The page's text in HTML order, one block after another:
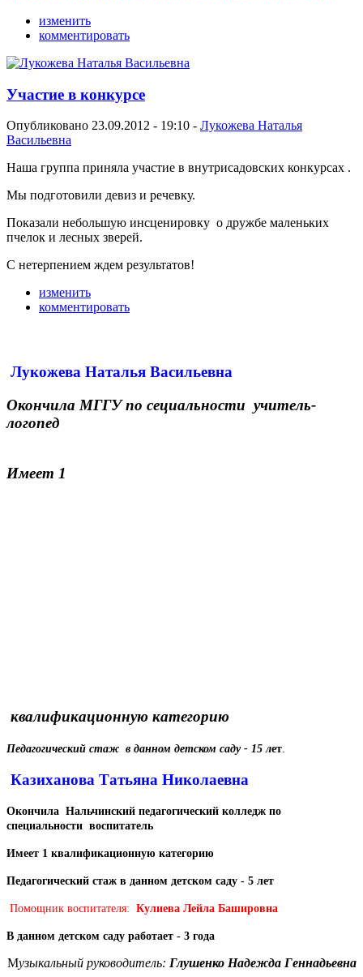
изменить
комментировать
Участие в конкурсе
Опубликовано 23.09.2012 - 19:10 - Лукожева Наталья
Васильевна
Наша группа приняла участие в внутрисадовских конкурсах .
Мы подготовили девиз и речевку.
Показали небольшую инсценировку о дружбе маленьких
пчелок и лесных зверей.
С нетерпением ждем результатов!
изменить
комментировать
Лукожева Наталья Васильевна
Окончила МГГУ по сециальности учитель-
логопед
Имеет 1
квалификационную категорию
Педагогический стаж в данном детском саду - 15 лет
Казиханова Татьяна Николаевна
Окончила Нальчинский педагогический колледж по
специальности воспитатель
Имеет 1 квалификационную категорию
Педагогический стаж в данном детском саду - 5 лет
Помощник воспитателя: Кулиева Лейла Башировна
В данном детском саду работает - 3 года
Музыкальный руководитель: Глушенко Надежда Геннадьевна